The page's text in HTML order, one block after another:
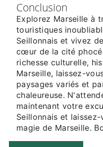
Conclusion
Explorez Marseille à
touristiques
Seillonnais et vivez
cœur de la cité
richesse culturelle,
Marseille, laissez-
paysages variés et
chaleureuse.
maintenant votre
Seillonnais et
magie de Marseille.